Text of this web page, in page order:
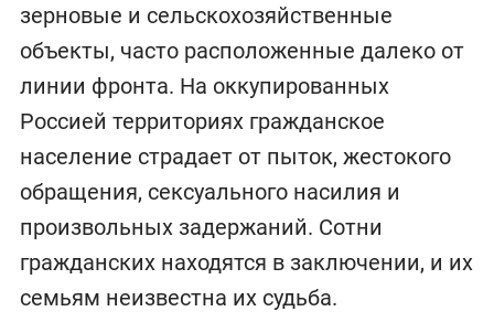
зерновые и сельскохозяйственные
объекты, часто расположенные далеко от
линии фронта. На оккупированных
Россией территориях гражданское
население страдает от пыток, жестокого
обращения, сексуального насилия и
произвольных задержаний. Сотни
гражданских находятся в заключении, и их
семьям неизвестна их судьба.